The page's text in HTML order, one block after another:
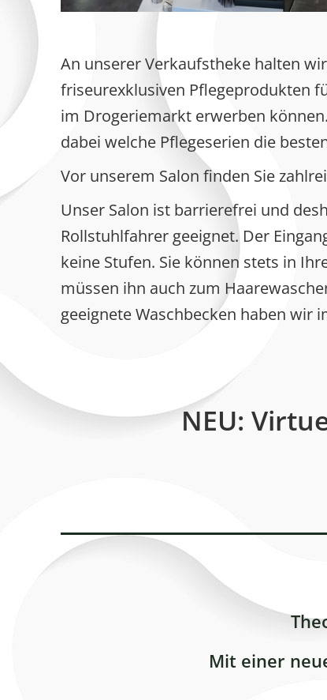
An unserer Verkaufstheke halten
friseurexklusiven Pflegeprodukten
im Drogeriemarkt erwerben
dabei welche Pflegeserien die
Vor unserem Salon finden Sie
Unser Salon ist barrierefrei und
Rollstuhlfahrer geeignet. Der
keine Stufen. Sie können stets in
müssen ihn auch zum
geeignete Waschbecken haben wir
NEU:
Mit einer